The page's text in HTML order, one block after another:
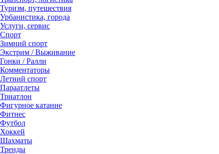
Туризм, путешествия
Урбанистика, города
Услуги, сервис
Спорт
Зимний спорт
Экстрим / Выживание
Гонки / Ралли
Комментаторы
Летний спорт
Параатлеты
Триатлон
Фигурное катание
Фитнес
Футбол
Хоккей
Шахматы
Тренды